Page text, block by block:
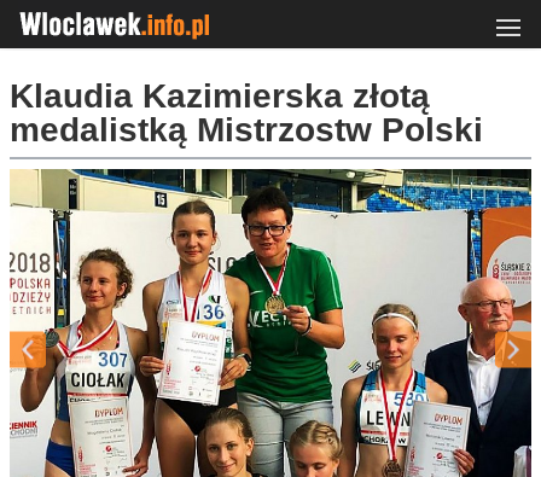
Klaudia Kazimierska złotą
medalistką Mistrzostw Polski